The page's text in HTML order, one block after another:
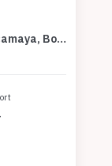
Kesempatan Tanah Strategis di Rancamaya, Bogor, Harga 650 Juta